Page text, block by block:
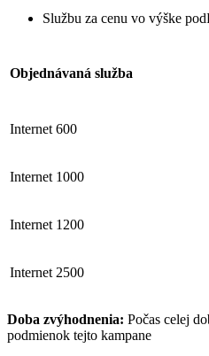
Službu za cenu vo výške
Objednávaná služba
Internet 600
Internet 1000
Internet 1200
Internet 2500
Doba zvýhodnenia: Počas celej
podmienok tejto kampane